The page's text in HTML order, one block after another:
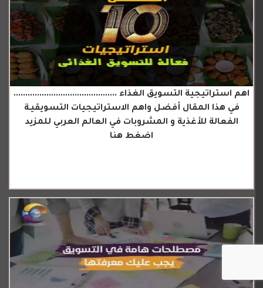
اهم استراتيجية التسويق الغذاء ............................................
في هذا المقال أفضل واهم الاستراتيجيات التسويقيـة
الفعالة للأغذية و المشروبات في العالم العربي للمزيد
اضغط هنا